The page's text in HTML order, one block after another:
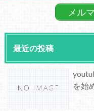
メル
最近の投稿
を始